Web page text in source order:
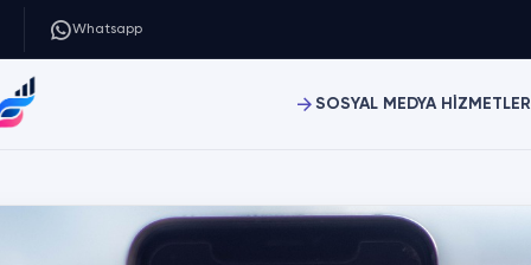
Whatsapp
SOSYAL MEDYA HİZMETLERİ